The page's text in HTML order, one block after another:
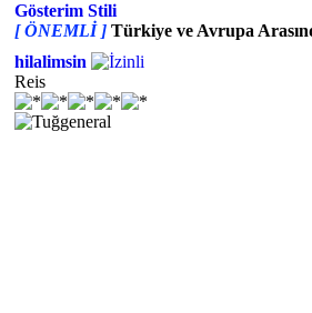
Gösterim Stili
[ ÖNEMLİ ] Türkiye ve Avrupa
hilalimsin
Reis